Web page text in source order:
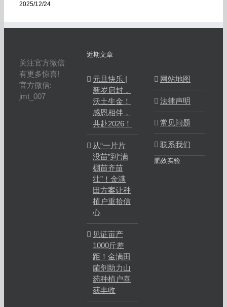
2025/12/24
关注官方微信
有更多惊喜!
官方微信:
jmt_007
近期文章
元旦快乐 |
新岁启封，
沃土生金！
感恩相伴，
共赴2026！
从“一片片
没苗”到“满
棚苗齐苗
壮”！金满
田方案让种
植户重拾信
心
见证亩产
1000斤差
距！金满田
菌剂助力山
药种植户喜
获丰收
网站地图
法律声明
常见问题
联系我们
肥效实验